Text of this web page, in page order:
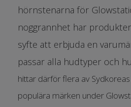
hörnstenarna för
noggrannhet har
syfte att erbjuda en
passar alla hudtyper och
hittar därför flera av
populära märken under